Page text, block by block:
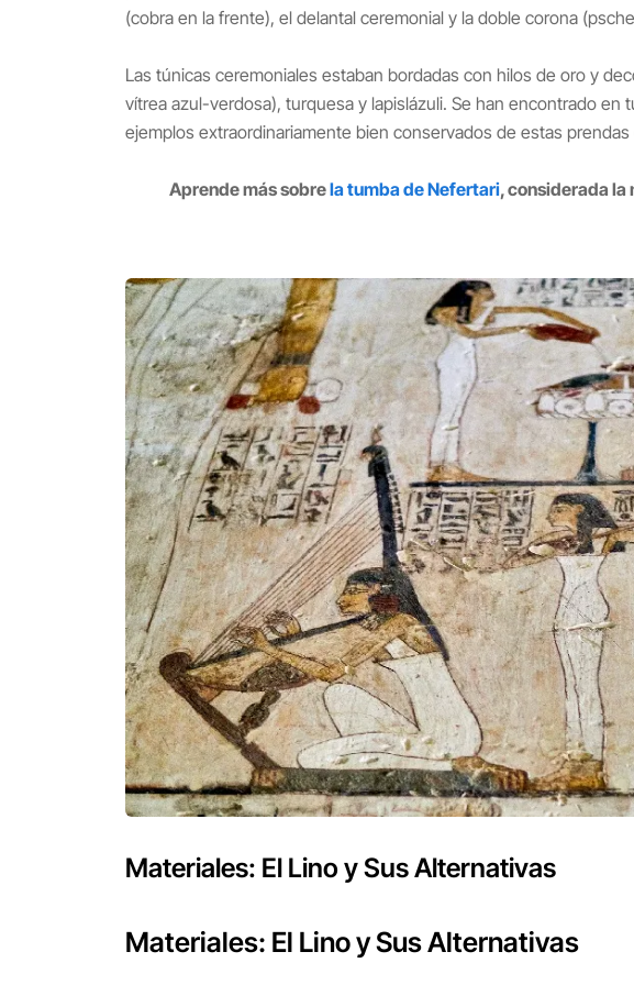
(cobra en la frente), el delantal ceremonial y la doble corona
Las túnicas ceremoniales estaban bordadas con hilos de oro y
vítrea azul-verdosa), turquesa y lapislázuli. Se han encontrado en
ejemplos extraordinariamente bien conservados de estas prendas
Aprende más sobrela tumba de Nefertari, considerada la
Materiales: El Lino y Sus Alternativas
Materiales: El Lino y Sus Alternativas